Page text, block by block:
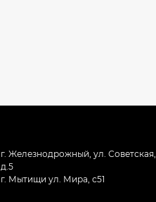
г. Железнодрожный, ул. Советская,
д.5
г. Мытищи ул. Мира, с51